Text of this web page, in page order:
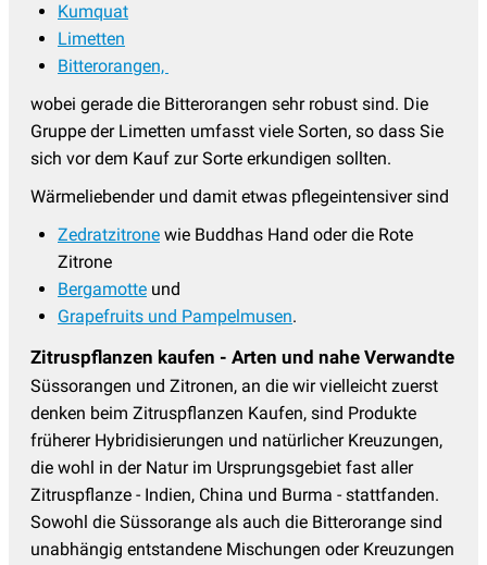
Kumquat
Limetten
Bitterorangen,
wobei gerade die Bitterorangen sehr robust sind. Die
Gruppe der Limetten umfasst viele Sorten, so dass Sie
sich vor dem Kauf zur Sorte erkundigen sollten.
Wärmeliebender und damit etwas pflegeintensiver sind
Zedratzitrone wie Buddhas Hand oder die Rote
Zitrone
Bergamotte und
Grapefruits und Pampelmusen.
Zitruspflanzen kaufen - Arten und nahe Verwandte
Süssorangen und Zitronen, an die wir vielleicht zuerst
denken beim Zitruspflanzen Kaufen, sind Produkte
früherer Hybridisierungen und natürlicher Kreuzungen,
die wohl in der Natur im Ursprungsgebiet fast aller
Zitruspflanze - Indien, China und Burma - stattfanden.
Sowohl die Süssorange als auch die Bitterorange sind
unabhängig entstandene Mischungen oder Kreuzungen